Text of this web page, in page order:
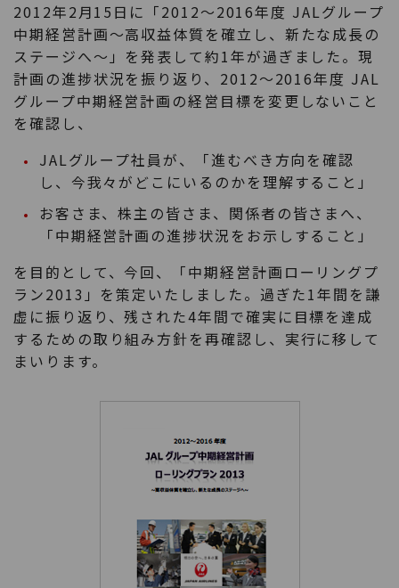
2012年2月15日に「2012～2016年度 JALグループ
中期経営計画～高収益体質を確立し、新たな成長の
ステージへ～」を発表して約1年が過ぎました。現
計画の進捗状況を振り返り、2012～2016年度 JAL
グループ中期経営計画の経営目標を変更しないこと
を確認し、
JALグループ社員が、「進むべき方向を確認
し、今我々がどこにいるのかを理解すること」
お客さま、株主の皆さま、関係者の皆さまへ、
「中期経営計画の進捗状況をお示しすること」
を目的として、今回、「中期経営計画ローリングプ
ラン2013」を策定いたしました。過ぎた1年間を謙
虚に振り返り、残された4年間で確実に目標を達成
するための取り組み方針を再確認し、実行に移して
まいります。